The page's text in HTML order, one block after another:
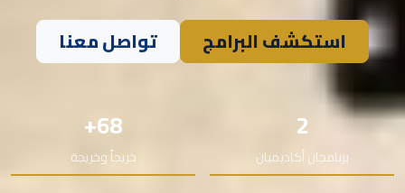
استكشف البرامج تواصل معنا
2
برنامجان أكاديميان
68+
خريجاً وخريجة